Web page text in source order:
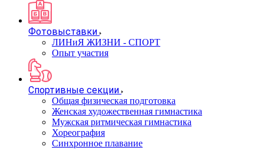
Фотовыставки
ЛИНиЯ ЖИЗНИ - СПОРТ
Опыт участия
Спортивные секции
Общая физическая подготовка
Женская художественная гимнастика
Мужская ритмическая гимнастика
Хореография
Синхронное плавание